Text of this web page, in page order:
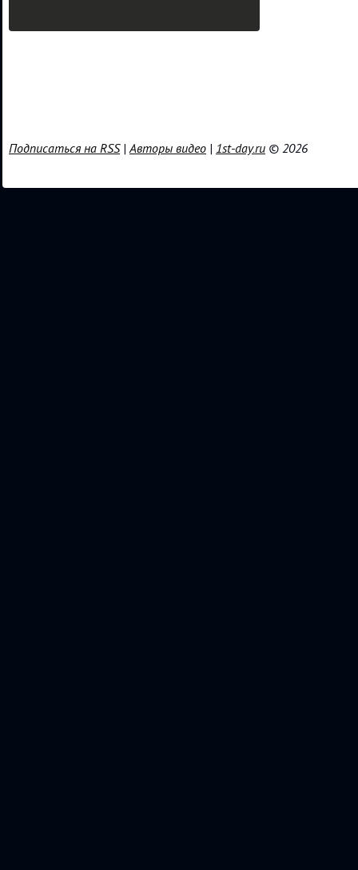
Подписаться на RSS|Авторы видео | 1st-day.ru © 2026